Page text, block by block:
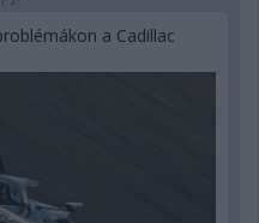
a Cadillac